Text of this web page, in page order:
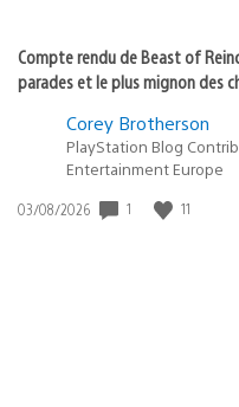
Compte rendu de Beast of
parades et le plus mignon des
Corey Brotherson
PlayStation Blog
Entertainment Europe
Date
03/08/2026 1 11